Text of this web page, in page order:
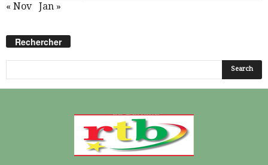
« Nov
Jan »
Rechercher